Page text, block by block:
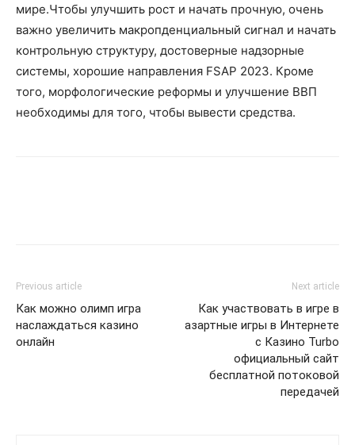
мире.Чтобы улучшить рост и начать прочную, очень
важно увеличить макропденциальный сигнал и начать
контрольную структуру, достоверные надзорные
системы, хорошие направления FSAP 2023. Кроме
того, морфологические реформы и улучшение ВВП
необходимы для того, чтобы вывести средства.
Previous article
Как можно олимп игра
наслаждаться казино
онлайн
Next article
Как участвовать в игре в
азартные игры в Интернете
с Казино Turbo
официальный сайт
бесплатной потоковой
передачей